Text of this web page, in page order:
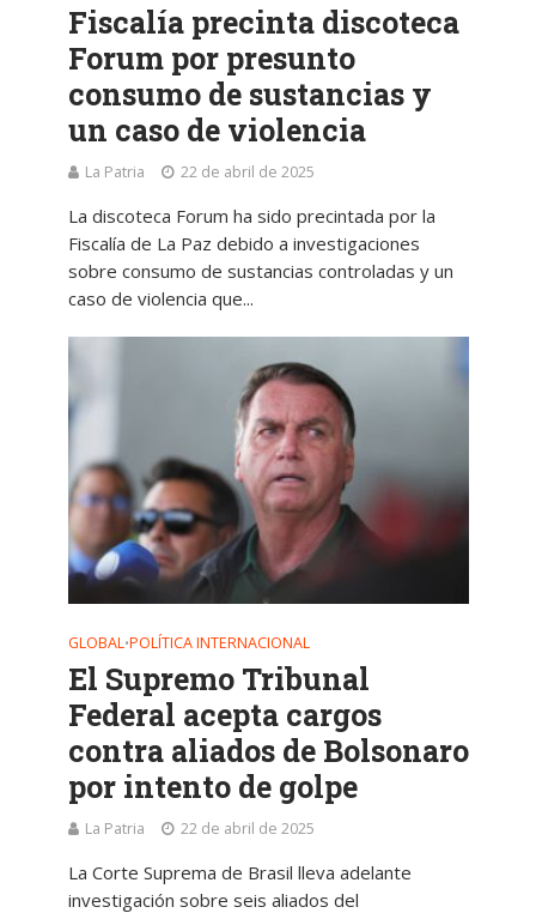
Fiscalía precinta discoteca
Forum por presunto
consumo de sustancias y
un caso de violencia
La Patria 22 de abril de 2025
La discoteca Forum ha sido precintada por la
Fiscalía de La Paz debido a investigaciones
sobre consumo de sustancias controladas y un
caso de violencia que...
GLOBAL•POLÍTICA INTERNACIONAL
El Supremo Tribunal
Federal acepta cargos
contra aliados de Bolsonaro
por intento de golpe
La Patria 22 de abril de 2025
La Corte Suprema de Brasil lleva adelante
investigación sobre seis aliados del